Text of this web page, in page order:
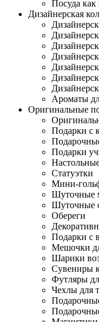
Посуда
Дизайнерская
Ароматы
Оригинальные
Подарки с
Подарки
Статуэтки
Мини-
Шуточные
Шуточные
Обереги
Подарки с
Мешочки
Шарики
Сувениры
Футляры
Чехлы для